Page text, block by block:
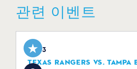
관련 이벤트
Aug 3
TEXAS RANGERS VS. TAMPA